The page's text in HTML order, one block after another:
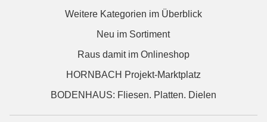
Weitere Kategorien im Überblick
Neu im Sortiment
Raus damit im Onlineshop
HORNBACH Projekt-Marktplatz
BODENHAUS: Fliesen. Platten. Dielen